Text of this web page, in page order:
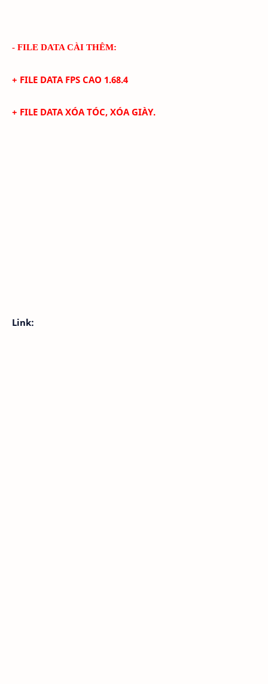
- FILE DATA CÀI THÊM:
+ FILE DATA FPS CAO 1.68.4
+ FILE DATA XÓA TÓC, XÓA GIÀY.
Link: